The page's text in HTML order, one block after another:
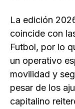
La edición
coincide con
Futbol, por lo
un operativo
movilidad y
pesar de los
capitalino